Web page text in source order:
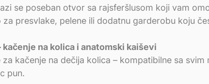
se poseban otvor sa rajsferšlusom koji vam
za presvlake, pelene ili dodatnu garderobu koju
na kolica i anatomski kaiševi
kačenje na dečija kolica – kompatibilne sa
pun.